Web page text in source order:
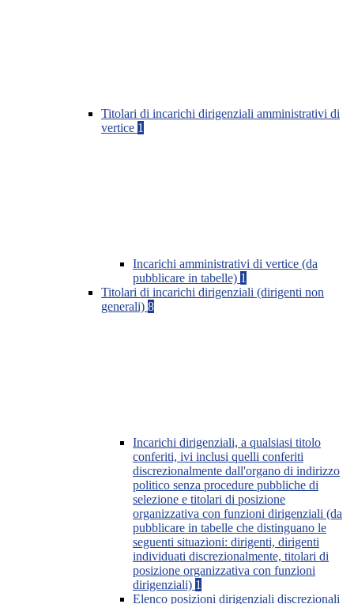
Titolari di incarichi dirigenziali amministrativi di
vertice 1
Incarichi amministrativi di vertice (da
pubblicare in tabelle) 1
Titolari di incarichi dirigenziali (dirigenti non
generali) 8
Incarichi dirigenziali, a qualsiasi titolo
conferiti, ivi inclusi quelli conferiti
discrezionalmente dall'organo di indirizzo
politico senza procedure pubbliche di
selezione e titolari di posizione
organizzativa con funzioni dirigenziali (da
pubblicare in tabelle che distinguano le
seguenti situazioni: dirigenti, dirigenti
individuati discrezionalmente, titolari di
posizione organizzativa con funzioni
dirigenziali) 1
Elenco posizioni dirigenziali discrezionali